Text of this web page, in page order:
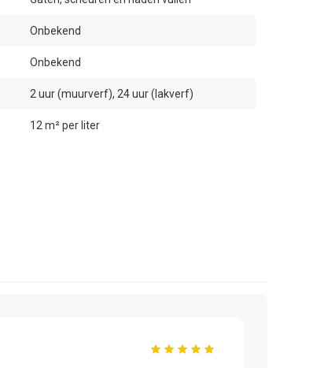
Onbekend
Onbekend
2 uur (muurverf), 24 uur (lakverf)
12 m² per liter